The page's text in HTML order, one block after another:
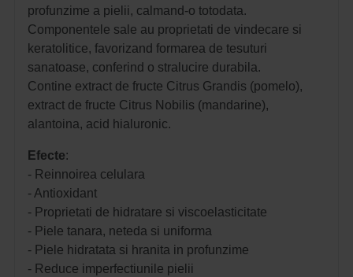
profunzime a pielii, calmand-o totodata.
Componentele sale au proprietati de vindecare si
keratolitice, favorizand formarea de tesuturi
sanatoase, conferind o stralucire durabila.
Contine extract de fructe Citrus Grandis (pomelo),
extract de fructe Citrus Nobilis (mandarine),
alantoina, acid hialuronic.
Efecte:
- Reinnoirea celulara
- Antioxidant
- Proprietati de hidratare si viscoelasticitate
- Piele tanara, neteda si uniforma
- Piele hidratata si hranita in profunzime
- Reduce imperfectiunile pielii